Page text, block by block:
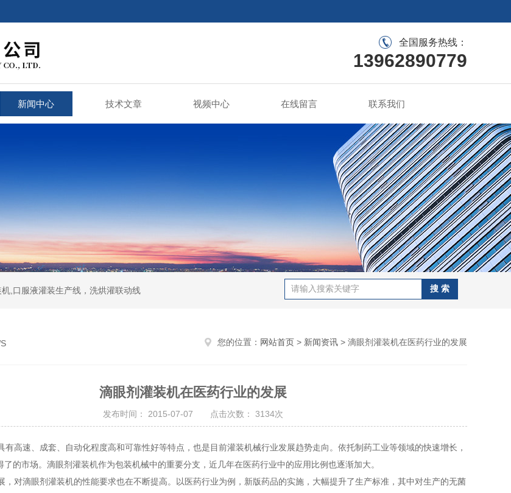
全国服务热线：
13962890779
新闻中心 技术文章 视频中心 在线留言 联系我们
,口服液灌装生产线，洗烘灌联动线
您的位置： 网站首页 > 新闻资讯 > 滴眼剂灌装机在医药行业的发展
滴眼剂灌装机在医药行业的发展
发布时间： 2015-07-07 点击次数： 3134次
高速、成套、自动化程度高和可靠性好等特点，也是目前灌装机械行业发展趋势走向。依托制药工业等领域的快速增长，
的市场。滴眼剂灌装机作为包装机械中的重要分支，近几年在医药行业中的应用比例也逐渐加大。
对滴眼剂灌装机的性能要求也在不断提高。以医药行业为例，新版药品的实施，大幅提升了生产标准，其中对生产的无菌